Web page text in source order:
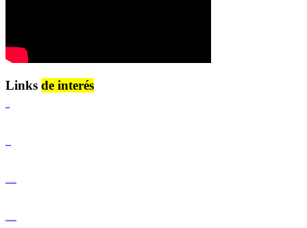
Links de interés